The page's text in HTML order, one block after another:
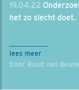
19.04.22
het zo slecht doet.
lees meer
Door Ruud van